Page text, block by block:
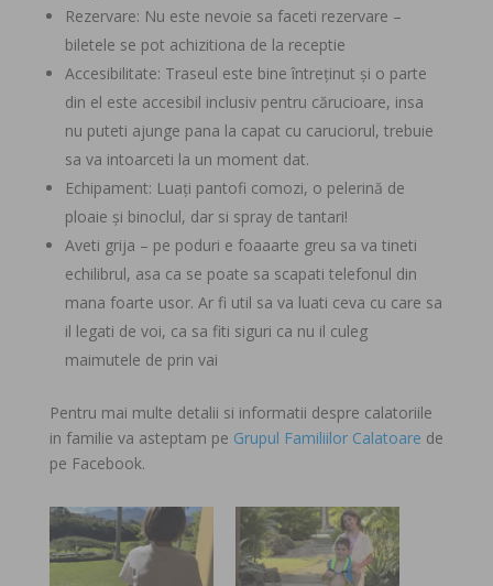
Rezervare: Nu este nevoie sa faceti rezervare –
biletele se pot achizitiona de la receptie
Accesibilitate: Traseul este bine întreținut și o parte
din el este accesibil inclusiv pentru cărucioare, insa
nu puteti ajunge pana la capat cu caruciorul, trebuie
sa va intoarceti la un moment dat.
Echipament: Luați pantofi comozi, o pelerină de
ploaie și binoclul, dar si spray de tantari!
Aveti grija – pe poduri e foaaarte greu sa va tineti
echilibrul, asa ca se poate sa scapati telefonul din
mana foarte usor. Ar fi util sa va luati ceva cu care sa
il legati de voi, ca sa fiti siguri ca nu il culeg
maimutele de prin vai
Pentru mai multe detalii si informatii despre calatoriile
in familie va asteptam pe Grupul Familiilor Calatoare de
pe Facebook.